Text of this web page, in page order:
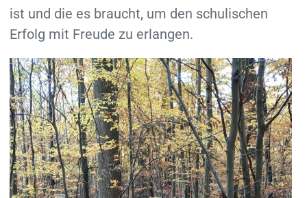
ist und die es braucht, um den schulischen
Erfolg mit Freude zu erlangen.